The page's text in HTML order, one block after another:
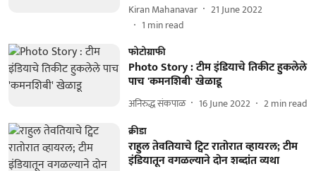
Kiran Mahanavar
21 June 2022
1 min read
फोटोग्राफी
Photo Story : टीम इंडियाचे तिकीट हुकलेले
पाच 'कमनशिबी' खेळाडू
अनिरुद्ध संकपाळ 16 June 2022 2min read
क्रीडा
राहुल तेवतियाचे ट्विट रातोरात व्हायरल; टीम
इंडियातून वगळल्याने दोन शब्दांत व्यथा